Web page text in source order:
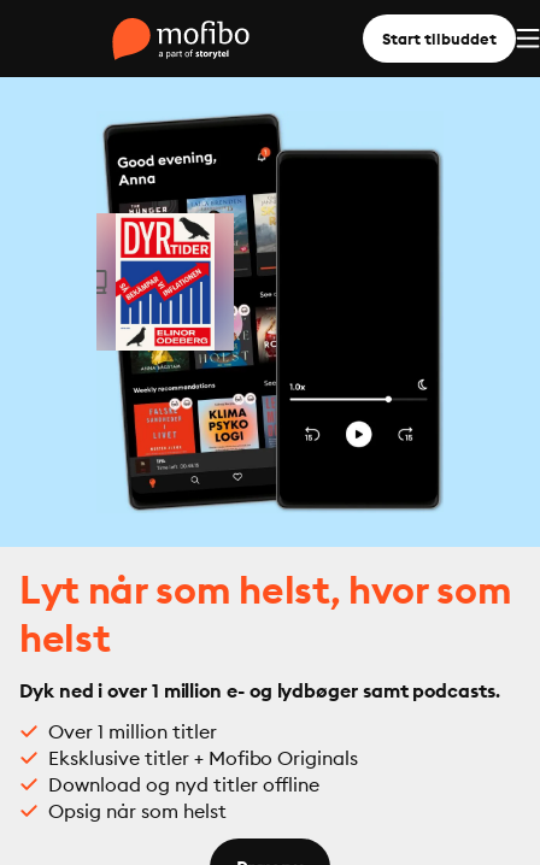
Start tilbuddet
Lyt når som helst, hvor som
helst
Dyk ned i over 1 million e- og lydbøger samt podcasts.
Over 1 million titler
Eksklusive titler + Mofibo Originals
Download og nyd titler offline
Opsig når som helst